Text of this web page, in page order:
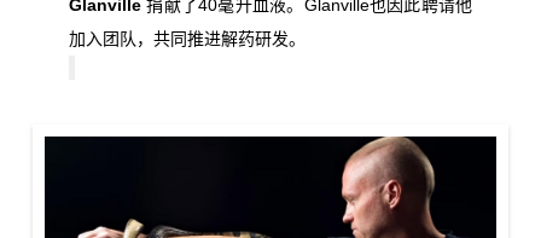
Glanville 捐献了40毫升血液。Glanville也因此聘请他
加入团队，共同推进解药研发。